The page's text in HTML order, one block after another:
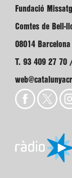
Fundació
Comtes de Bell-
08014 Barcelona
T. 93 409 27 70